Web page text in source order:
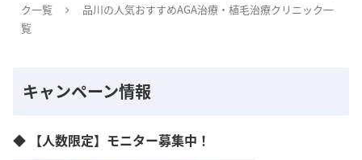
ク一覧
品川の人気おすすめAGA治療・植毛治療クリニック一
覧
キャンペーン情報
◆ 【人数限定】モニター募集中！